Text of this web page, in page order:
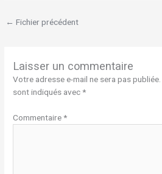
← Fichier précédent
Laisser un commentaire
Votre adresse e-mail ne sera pas publiée.
sont indiqués avec*
Commentaire*